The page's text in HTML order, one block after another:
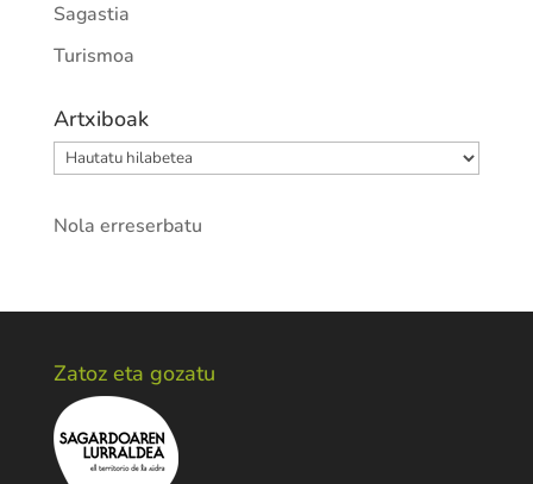
Sagastia
Turismoa
Artxiboak
Artxiboak
Nola erreserbatu
Zatoz eta gozatu